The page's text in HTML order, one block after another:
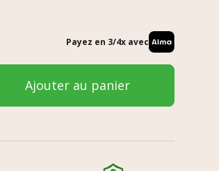
Payez en 3/4x avec
Ajouter au panier